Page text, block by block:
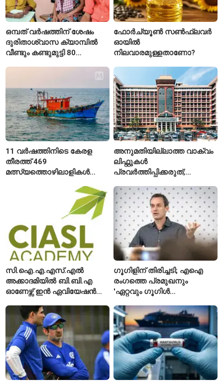
ഒമ്പത് വർഷത്തിന് ശേഷം
ദുരിതാശ്വാസ ക്യാമ്പിൽ
വീണ്ടും കണ്ടുമുട്ടി 80
ഫോർച്യൂൺ സൺഫ്ലവർ
ഓയിൽ
നിലവാരമുള്ളതാണോ?
11 വർഷത്തിനിടെ കേരള
തീരത്ത് 469
മത്സ്യത്തൊഴിലാളികൾ
കാണാതായി, 47,773 പേരെ
അനുമതിയില്ലാത്ത വാക്വം
ലിഫ്റ്റുകൾ
പ്രവർത്തിപ്പിക്കരുത്;
അനുമതിയില്ലാത്ത
ലിഫ്റ്റുകൾക്ക്
ഹൈക്കോടതിയുടെ വിലക്ക്
സി.ഐ.എ.എസ്.എൽ
അക്കാദമിയിൽ ബി.ബി.എ
ഓണേഴ്സ് ഇൻ ഏവിയേഷൻ
ഈമാസം 12 വരെ
ഗൂഗിളിന് തിരിച്ചടി; എഐ
രംഗത്തെ പ്രമുഖനും
'ഏറ്റവും ഗൂഗിൾ
വിശേഷിപ്പിക്കപ്പെട്ട
ഗവേഷകൻ രാജിവെച്ചു